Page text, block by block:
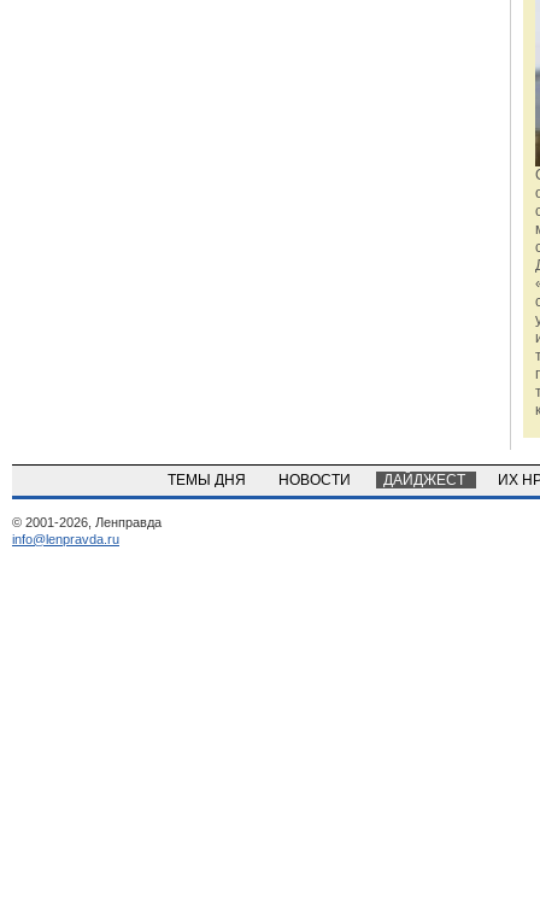
ТЕМЫ ДНЯ НОВОСТИ ДАЙДЖЕСТ ИХ
© 2001-2026, Ленправда
info@lenpravda.ru